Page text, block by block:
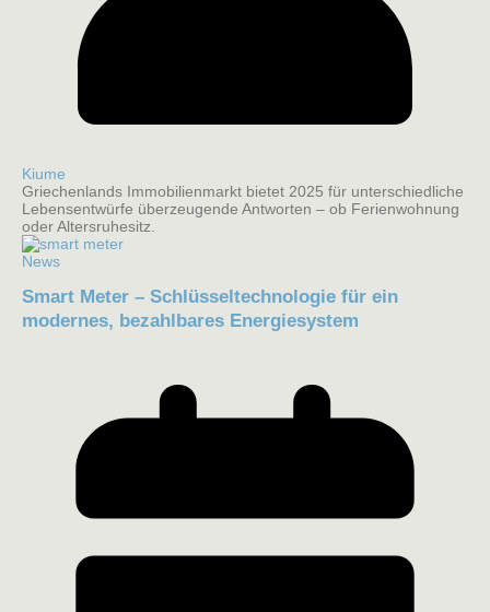
Kiume
Griechenlands Immobilienmarkt bietet 2025 für unterschiedliche
Lebensentwürfe überzeugende Antworten – ob Ferienwohnung
oder Altersruhesitz.
News
Smart Meter – Schlüsseltechnologie für ein
modernes, bezahlbares Energiesystem